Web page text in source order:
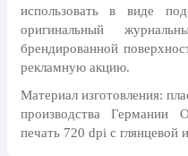
18 апреля, Дни исторического и
культурного наследия
1 мая, праздник Весны и Труда
6 мая, День герба и флага города
Москвы
9 мая, День Победы
использовать в виде
оригинальный
брендированной
рекламную акцию.
Материал изготовления:
производства Германии
печать 720 dpi с глянцевой